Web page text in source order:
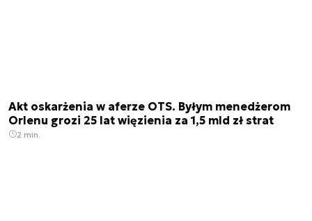
Akt oskarżenia w aferze OTS. Byłym menedżerom
Orlenu grozi 25 lat więzienia za 1,5 mld zł strat
2 min.